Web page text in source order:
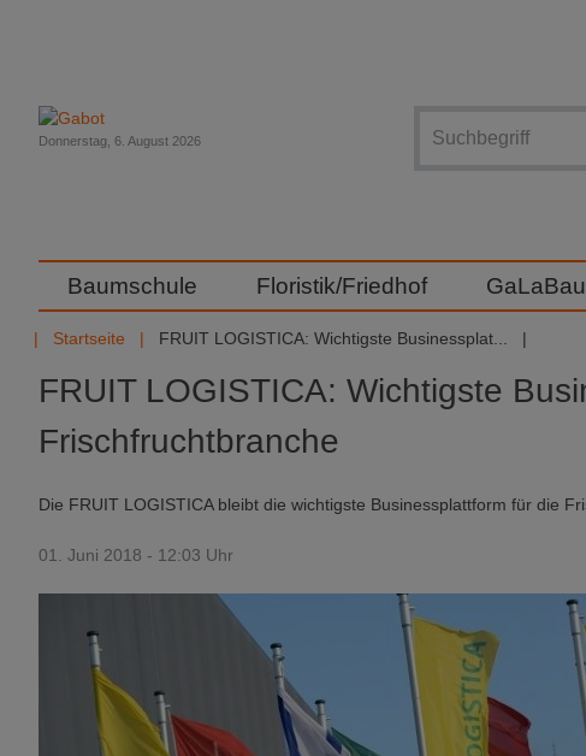
Donnerstag, 6. August 2026
Baumschule Floristik/Friedhof GaLaBau
Startseite FRUIT LOGISTICA: Wichtigste Businessplat...
FRUIT LOGISTICA: Wichtigste
Frischfruchtbranche
Die FRUIT LOGISTICA bleibt die wichtigste Businessplattform für die
01. Juni 2018 - 12:03 Uhr